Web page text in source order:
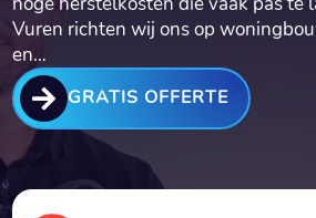
Vuren richten wij ons op
en…
 GRATIS OFFERTE